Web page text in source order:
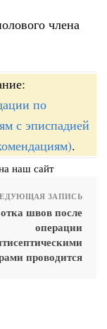
члена
по
с эписпадией
.
наш сайт
ЗАПИСЬ
швов после
операции
проводится